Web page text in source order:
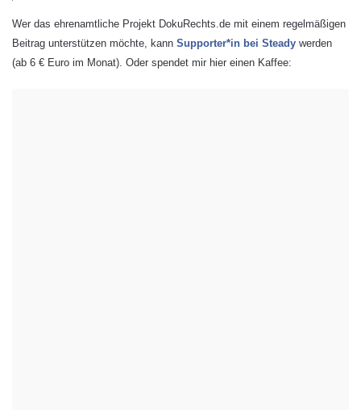
n
a
Wer das ehrenamtliche Projekt DokuRechts.de mit einem regelmäßigen
Beitrag unterstützen möchte, kann Supporter*in bei Steady werden
(ab 6 € Euro im Monat). Oder spendet mir hier einen Kaffee: